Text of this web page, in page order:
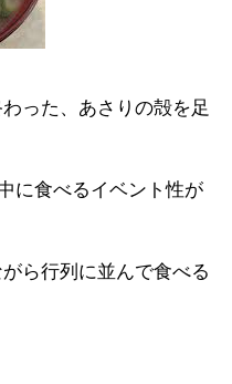
った、あさりの殻を足
に食べるイベント性が
ら行列に並んで食べる